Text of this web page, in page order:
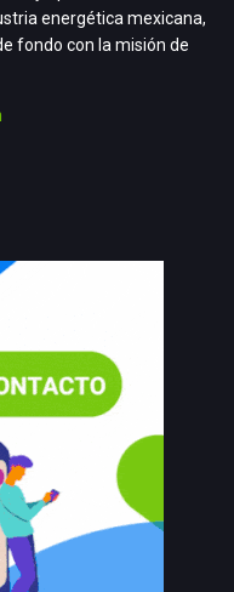
energética mexicana,
fondo con la misión de